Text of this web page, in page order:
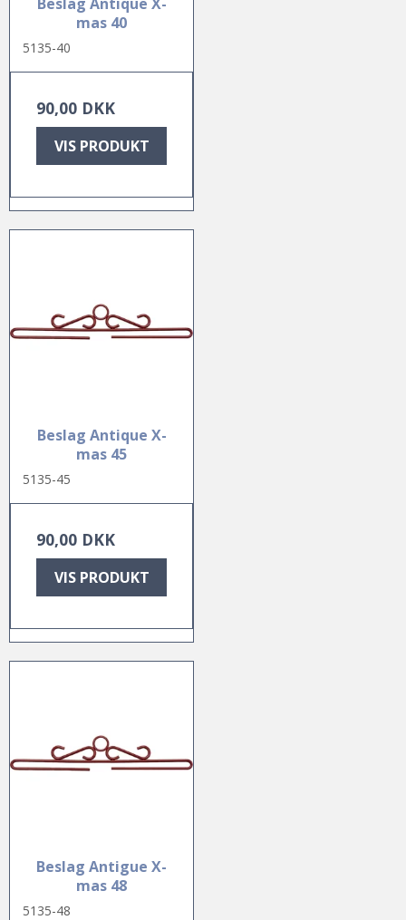
mas 40
5135-40
90,00 DKK
VIS PRODUKT
Beslag Antique X-
mas 45
5135-45
90,00 DKK
VIS PRODUKT
Beslag Antigue X-
mas 48
5135-48